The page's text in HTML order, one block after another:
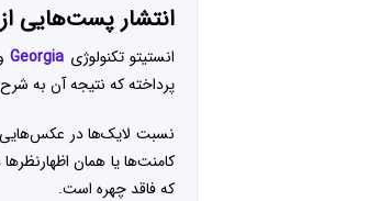
انتشار پست‌هایی
انستیتو تکنولوژی Georgia
پرداخته که نتیجه آن به
که فاقد چهره‌ است.